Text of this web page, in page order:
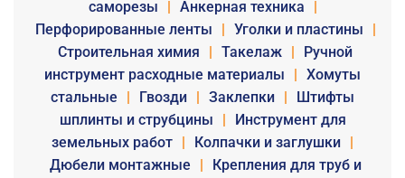
саморезы
| Анкерная техника
|
Перфорированные ленты
| Уголки и пластины
|
Строительная химия
| Такелаж |
Ручной
инструмент расходные материалы
| Хомуты
стальные
| Гвозди | Заклепки |
Штифты
шплинты и струбцины
|
Инструмент для
земельных работ | Колпачки и заглушки |
Дюбели монтажные
|
Крепления для труб и